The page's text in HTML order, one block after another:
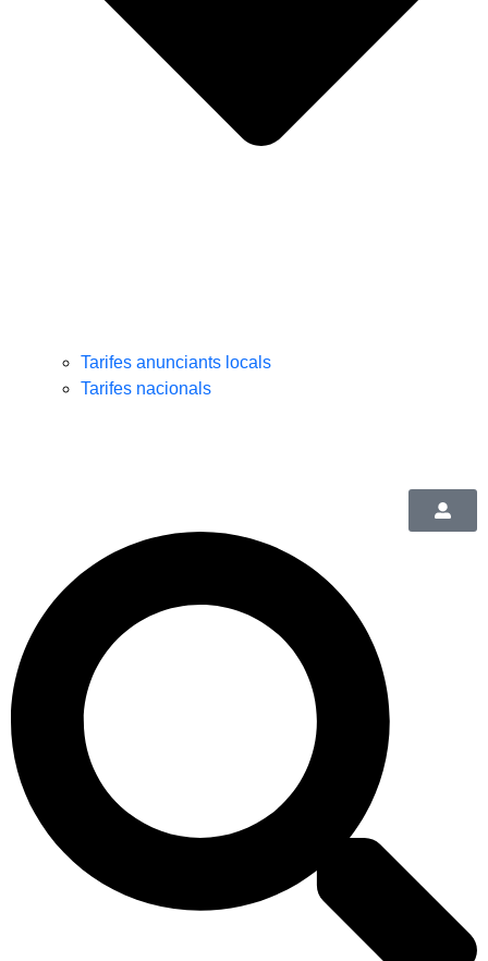
Tarifes anunciants locals
Tarifes nacionals